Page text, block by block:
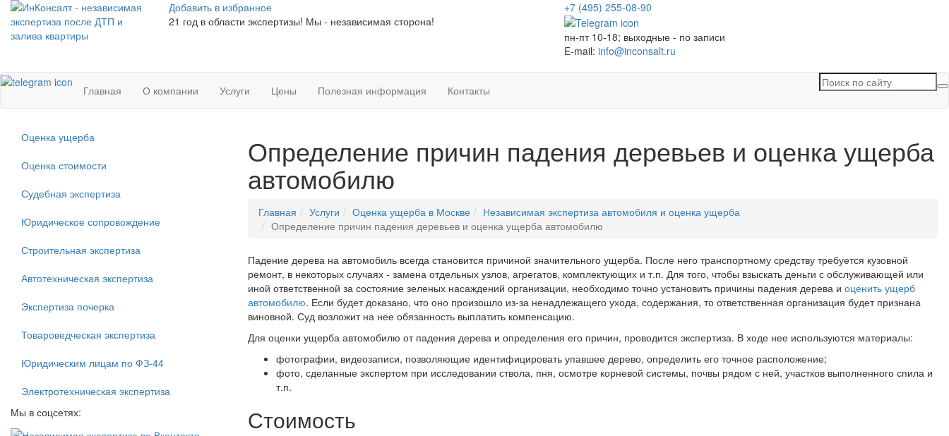
Добавить в избранное
21 год в области экспертизы! Мы - независимая сторона!
+7 (495) 255-08-90
пн-пт 10-18; выходные - по записи
E-mail: info@inconsalt.ru
Главная О компании Услуги Цены Полезная информация Контакты
Определение причин падения деревьев и оценка ущерба
автомобилю
Главная Услуги Оценка ущерба в Москве
Независимая экспертиза автомобиля и оценка ущерба
Определение причин падения деревьев и оценка ущерба автомобилю
Падение дерева на автомобиль всегда становится причиной значительного ущерба. После него транспортному средству требуется кузовной
ремонт, в некоторых случаях - замена отдельных узлов, агрегатов, комплектующих и т.п. Для того, чтобы взыскать деньги с обслуживающей или
иной ответственной за состояние зеленых насаждений организации, необходимо точно установить причины падения дерева и оценить ущерб
автомобилю. Если будет доказано, что оно произошло из-за ненадлежащего ухода, содержания, то ответственная организация будет признана
виновной. Суд возложит на нее обязанность выплатить компенсацию.
Для оценки ущерба автомобилю от падения дерева и определения его причин, проводится экспертиза. В ходе нее используются материалы:
фотографии, видеозаписи, позволяющие идентифицировать упавшее дерево, определить его точное расположение;
фото, сделанные экспертом при исследовании ствола, пня, осмотре корневой системы, почвы рядом с ней, участков выполненного спила и
т.п.
Стоимость
Оценка ущерба
Оценка стоимости
Судебная экспертиза
Юридическое сопровождение
Строительная экспертиза
Автотехническая экспертиза
Экспертиза почерка
Товароведческая экспертиза
Юридическим лицам по ФЗ-44
Электротехническая экспертиза
Мы в соцсетях: